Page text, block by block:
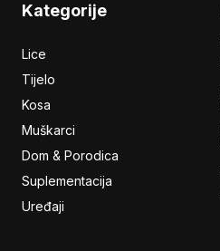
Kategorije
Lice
Tijelo
Kosa
Muškarci
Dom & Porodica
Suplementacija
Uređaji